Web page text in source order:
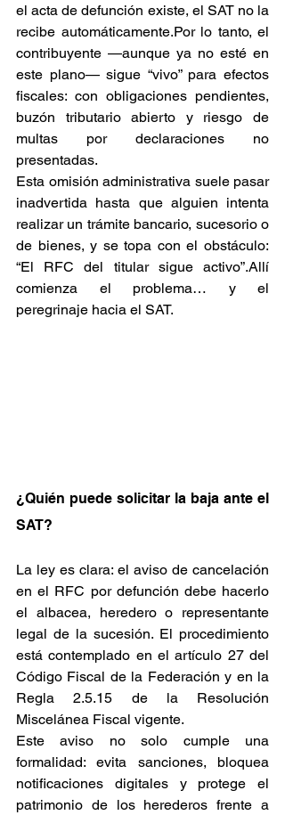
el acta de defunción existe, el SAT no la
recibe automáticamente.Por lo tanto, el
contribuyente —aunque ya no esté en
este plano— sigue “vivo” para efectos
fiscales: con obligaciones pendientes,
buzón tributario abierto y riesgo de
multas por declaraciones no
presentadas.
Esta omisión administrativa suele pasar
inadvertida hasta que alguien intenta
realizar un trámite bancario, sucesorio o
de bienes, y se topa con el obstáculo:
“El RFC del titular sigue activo”.Allí
comienza el problema… y el
peregrinaje hacia el SAT.
¿Quién puede solicitar la baja ante el
SAT?
La ley es clara: el aviso de cancelación
en el RFC por defunción debe hacerlo
el albacea, heredero o representante
legal de la sucesión. El procedimiento
está contemplado en el artículo 27 del
Código Fiscal de la Federación y en la
Regla 2.5.15 de la Resolución
Miscelánea Fiscal vigente.
Este aviso no solo cumple una
formalidad: evita sanciones, bloquea
notificaciones digitales y protege el
patrimonio de los herederos frente a